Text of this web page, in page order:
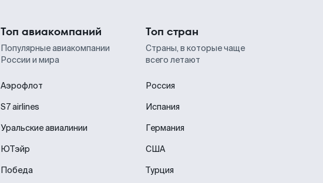
Топ авиакомпаний
Популярные авиакомпании
России и мира
Аэрофлот
S7 airlines
Уральские авиалинии
ЮТэйр
Победа
Топ стран
Страны, в которые чаще
всего летают
Россия
Испания
Германия
США
Турция